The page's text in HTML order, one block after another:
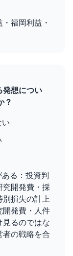
福岡利益・
発想につい
？
る：投資判
究開発費・採
別損失の計上
開発費・人件
見るのではな
者の戦略を合